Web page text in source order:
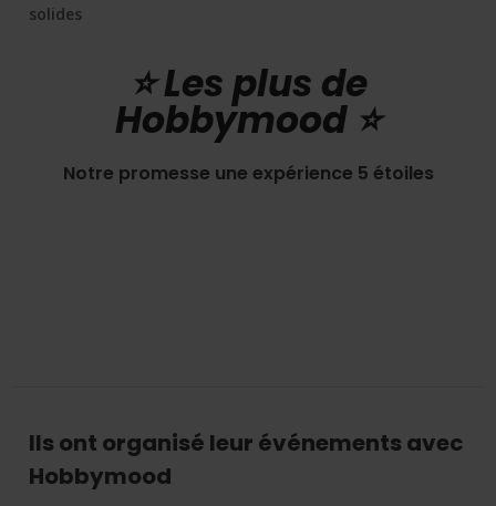
solides
⭐️ Les plus de
Hobbymood ⭐️
Notre promesse une expérience 5 étoiles
Ils ont organisé leur événements avec
Hobbymood